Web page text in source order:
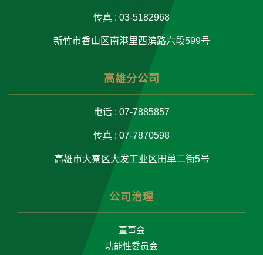
传真 : 03-5182968
新竹市香山区南港里西滨路六段599号
高雄分公司
电话 : 07-7885857
传真 : 07-7870598
高雄市大寮区大发工业区田单二街5号
公司治理
董事会
功能性委员会